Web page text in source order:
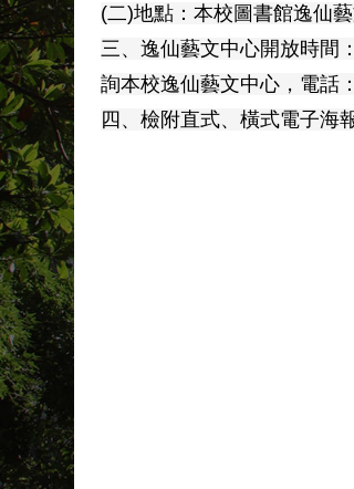
(二)地點：本校圖書館逸仙
三、逸仙藝文中心開放時間
詢本校逸仙藝文中心，電話
四、檢附直式、橫式電子海